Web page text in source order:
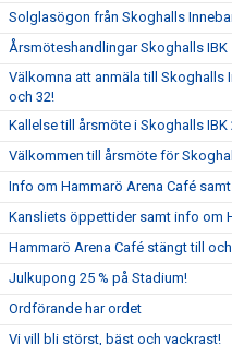
Solglasögon från Skoghalls
Årsmöteshandlingar Skoghalls IBK
Välkomna att anmäla till Skoghalls
och 32!
Kallelse till årsmöte i Skoghalls IBK
Välkommen till årsmöte för
Info om Hammarö Arena Café
Kansliets öppettider samt info om
Hammarö Arena Café stängt till
Julkupong 25 % på Stadium!
Ordförande har ordet
Vi vill bli störst, bäst och vackrast!